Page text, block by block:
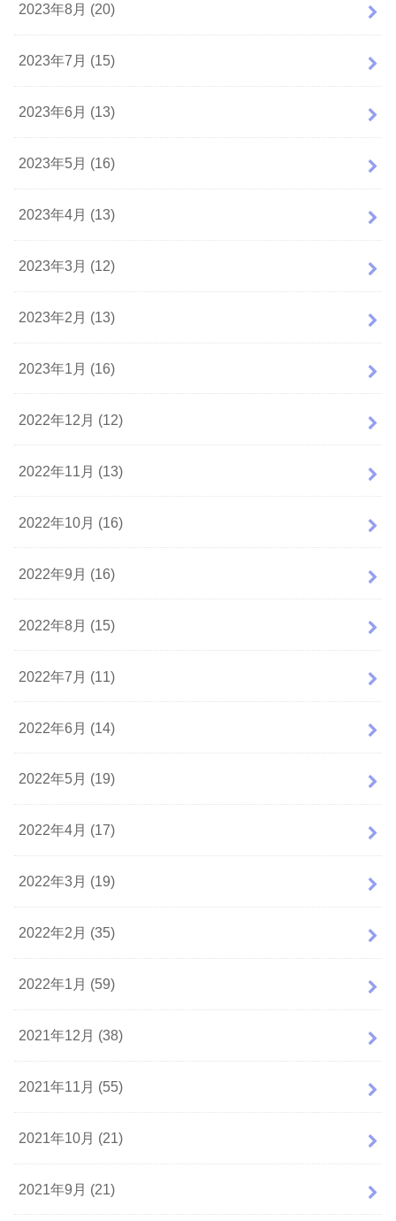
2023年8月 (20)
2023年7月 (15)
2023年6月 (13)
2023年5月 (16)
2023年4月 (13)
2023年3月 (12)
2023年2月 (13)
2023年1月 (16)
2022年12月 (12)
2022年11月 (13)
2022年10月 (16)
2022年9月 (16)
2022年8月 (15)
2022年7月 (11)
2022年6月 (14)
2022年5月 (19)
2022年4月 (17)
2022年3月 (19)
2022年2月 (35)
2022年1月 (59)
2021年12月 (38)
2021年11月 (55)
2021年10月 (21)
2021年9月 (21)